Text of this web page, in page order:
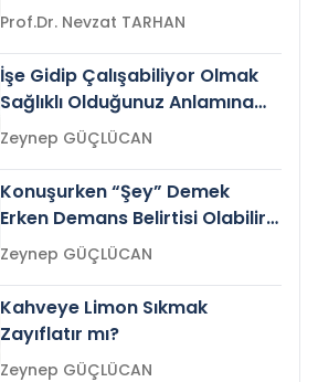
Prof.Dr. Nevzat TARHAN
İşe Gidip Çalışabiliyor Olmak
Sağlıklı Olduğunuz Anlamına
Gelir mi?Zeynep GÜÇLÜCAN
Konuşurken “Şey” Demek
Erken Demans Belirtisi Olabilir
mi?
Zeynep GÜÇLÜCAN
Kahveye Limon Sıkmak
Zayıflatır mı?
Zeynep GÜÇLÜCAN